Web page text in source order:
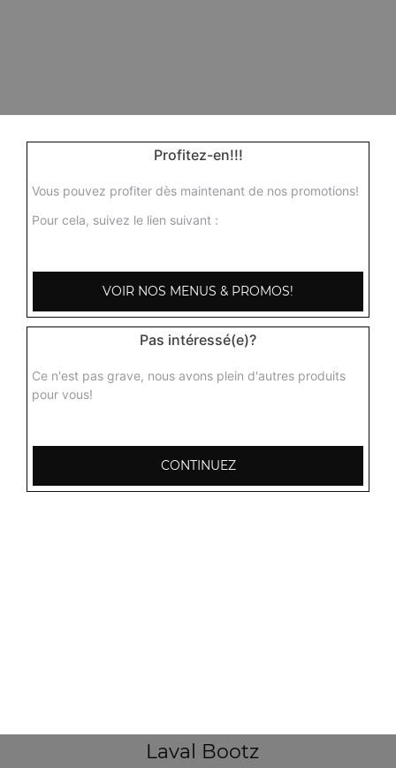
Laval Bootz
Profitez-en!!!
Vous pouvez profiter dès maintenant de nos promotions!
Pour cela, suivez le lien suivant :
VOIR NOS MENUS & PROMOS!
Pas intéressé(e)?
Ce n'est pas grave, nous avons plein d'autres produits
pour vous!
CONTINUEZ